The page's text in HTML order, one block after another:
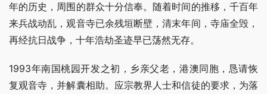
年的历史，周围的群众十分信奉。随着时间的推移，千百年
来兵战动乱，观音寺已余残垣断壁，清末年间，寺庙全毁，
再经抗日战争，十年浩劫圣迹早已荡然无存。
1993年南国桃园开发之初，乡亲父老，港澳同胞，恳请恢
复观音寺，并解囊相助。应宗教界人士和信徒的要求，为落